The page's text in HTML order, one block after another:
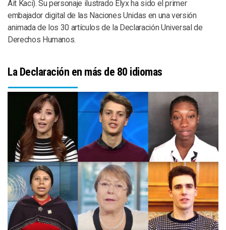
Ait Kaci). Su personaje ilustrado Elyx ha sido el primer
embajador digital de las Naciones Unidas en una versión
animada de los 30 artículos de la Declaración Universal de
Derechos Humanos.
La Declaración en más de 80 idiomas